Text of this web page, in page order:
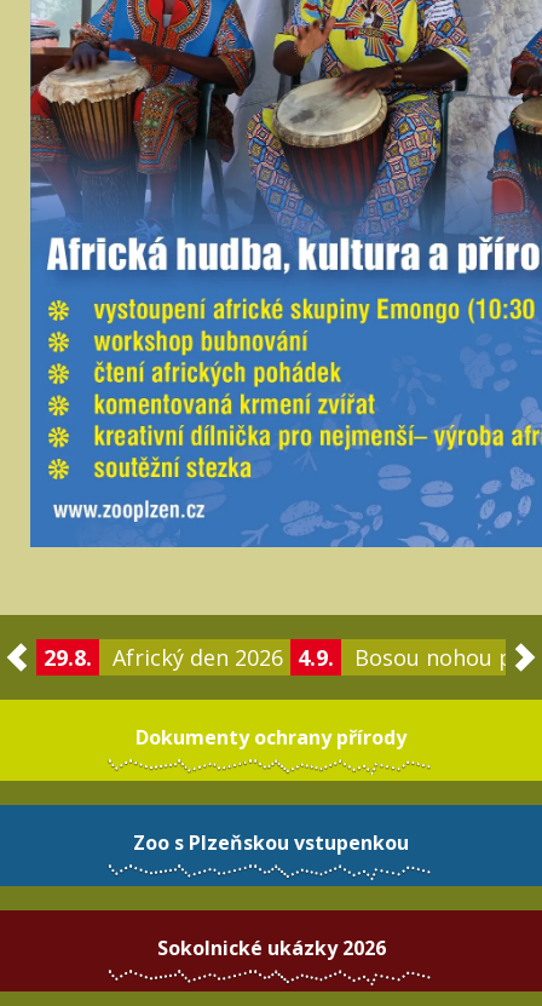
29.8. Africký den 2026 4.9. Bosou nohou po
Dokumenty ochrany přírody
Zoo s Plzeňskou vstupenkou
Sokolnické ukázky 2026